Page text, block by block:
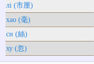
лі (市厘)
хао (毫)
си (絲)
ху (忽)